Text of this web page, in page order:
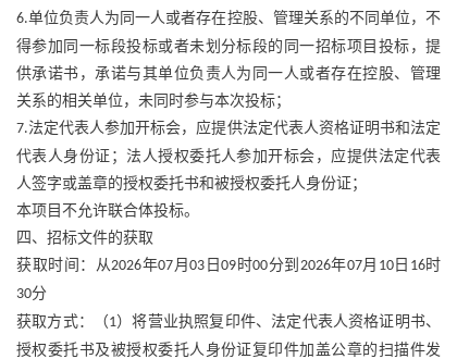
6.单位负责人为同一人或者存在控股、管理关系的不同单位，不
得参加同一标段投标或者未划分标段的同一招标项目投标，提
供承诺书，承诺与其单位负责人为同一人或者存在控股、管理
关系的相关单位，未同时参与本次投标；
7.法定代表人参加开标会，应提供法定代表人资格证明书和法定
代表人身份证；法人授权委托人参加开标会，应提供法定代表
人签字或盖章的授权委托书和被授权委托人身份证；
本项目不允许联合体投标。
四、招标文件的获取
获取时间：从2026年07月 03 日 09 时00分到 2026年07月 10日 16时
30分
获取方式：（1）将营业执照复印件、法定代表人资格证明书、
授权委托书及被授权委托人身份证复印件加盖公章的扫描件发